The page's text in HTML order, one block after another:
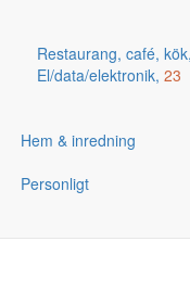
Restaurang, café,
El/data/elektronik, 23
Hem & inredning
Personligt